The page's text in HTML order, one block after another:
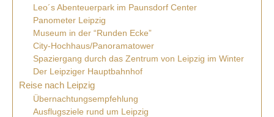
Leo´s Abenteuerpark im Paunsdorf Center
Panometer Leipzig
Museum in der “Runden Ecke”
City-Hochhaus/Panoramatower
Spaziergang durch das Zentrum von Leipzig im Winter
Der Leipziger Hauptbahnhof
Reise nach Leipzig
Übernachtungsempfehlung
Ausflugsziele rund um Leipzig